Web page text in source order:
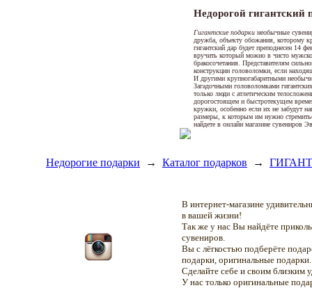
Недорогой гигантский
Гигантские подарки необычные
дружба, объекту обожания, которому
гигантский дар будет преподнесен 14
вручить который можно в чисто
бракосочетания. Представителям
конструкции головоломки, если
И другими крупногабаритными
Загадочными головоломками
только люди с атлетическим
дорогостоящем и быстротекущем
кружки, особенно если их не забудут
размеры, к которым им нужно
найдете в онлайн магазине сувениров
Недорогие подарки → Каталог подарков →
В интернет-магазине
в вашей жизни!
Так же у нас Вы найдёте
сувениров.
Вы с лёгкостью подберёте
подарки, оригинальные подарки.
Сделайте себе и своим близким
У нас только оригинальные